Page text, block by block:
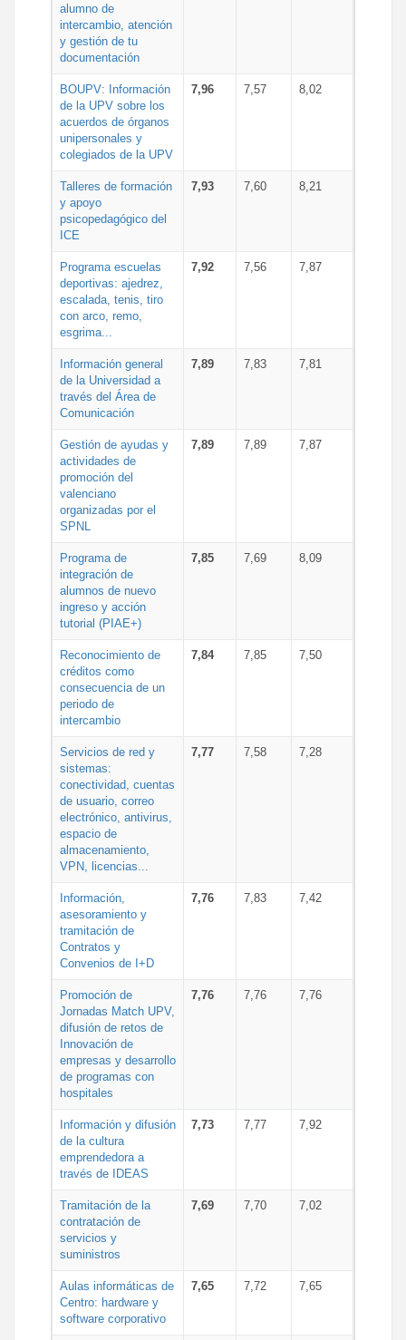
alumno de
intercambio, atención
y gestión de tu
documentación
BOUPV: Información
de la UPV sobre los
acuerdos de órganos
unipersonales y
colegiados de la UPV
7,96 7,57 8,02
Talleres de formación
y apoyo
psicopedagógico del
ICE
7,93 7,60 8,21
Programa escuelas
deportivas: ajedrez,
escalada, tenis, tiro
con arco, remo,
esgrima...
7,92 7,56 7,87
Información general
de la Universidad a
través del Área de
Comunicación
7,89 7,83 7,81
Gestión de ayudas y
actividades de
promoción del
valenciano
organizadas por el
SPNL
7,89 7,89 7,87
Programa de
integración de
alumnos de nuevo
ingreso y acción
tutorial (PIAE+)
7,85 7,69 8,09
Reconocimiento de
créditos como
consecuencia de un
periodo de
intercambio
7,84 7,85 7,50
Servicios de red y
sistemas:
conectividad, cuentas
de usuario, correo
electrónico, antivirus,
espacio de
almacenamiento,
VPN, licencias...
7,77 7,58 7,28
Información,
asesoramiento y
tramitación de
Contratos y
Convenios de I+D
7,76 7,83 7,42
Promoción de
Jornadas Match UPV,
difusión de retos de
Innovación de
empresas y desarrollo
de programas con
hospitales
7,76 7,76 7,76
Información y difusión
de la cultura
emprendedora a
través de IDEAS
7,73 7,77 7,92
Tramitación de la
contratación de
servicios y
suministros
7,69 7,70 7,02
Aulas informáticas de
Centro: hardware y
software corporativo
7,65 7,72 7,65